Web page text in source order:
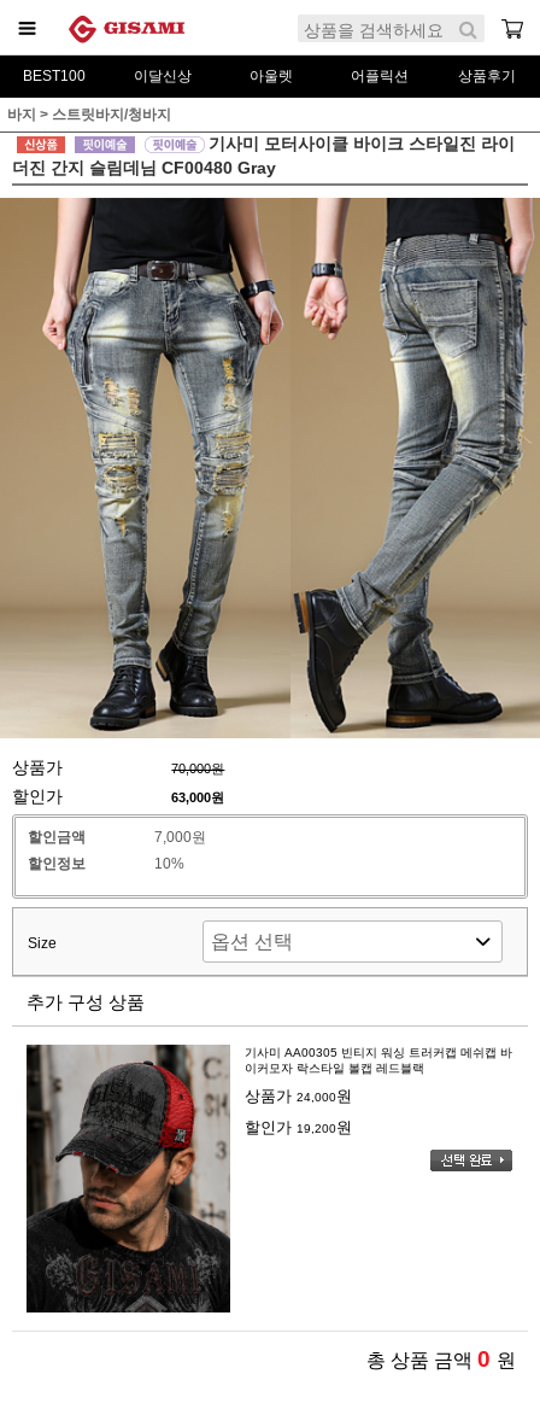
BEST100 이달신상 아울렛 어플릭션 상품후기
바지 > 스트릿바지/청바지
기사미 모터사이클 바이크 스타일진 라이
더진 간지 슬림데님 CF00480 Gray
상품가 70,000원
할인가 63,000원
할인금액
7,000원
할인정보
10%
Size
추가 구성 상품
기사미 AA00305 빈티지 워싱 트러커캡 메쉬캡 바
이커모자 락스타일 볼캡 레드블랙
상품가 24,000원
할인가 19,200원
총 상품 금액 0 원